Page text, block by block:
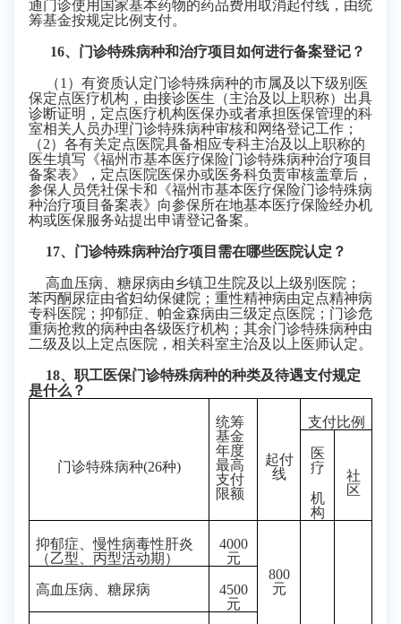
通门诊使用国家基本药物的药品费用取消起付线，由统
筹基金按规定比例支付。
16、门诊特殊病种和治疗项目如何进行备案登记？
（1 ） 有资质认定门诊特殊病种的市属及以下级别医
保定点医疗机构，由接诊医生（主治及以上职称）出具
诊断证明，定点医疗机构医保办或者承担医保管理的科
室相关人员办理门诊特殊病种审核和网络登记工作 ；
（2） 各有关定点医院具备相应专科主治及以上职称的
医生填写《福州市基本医疗保险门诊特殊病种治疗项目
备案表》，定点医院医保办或医务科负责审核盖章后，
参保人员凭社保卡和《福州市基本医疗保险门诊特殊病
种治疗项目备案表》向参保所在地基本医疗保险经办机
构或医保服务站提出申请登记备案。
17、门诊特殊病种治疗项目需在哪些医院认定？
高血压病、糖尿病由乡镇卫生院及以上级别医院；
苯丙酮尿症由省妇幼保健院；重性精神病由定点精神病
专科医院；抑郁症、帕金森病由三级定点医院；门诊危
重病抢救的病种由各级医疗机构；其余门诊特殊病种由
二级及以上定点医院，相关科室主治及以上医师认定。
18、职工医保门诊特殊病种的种类及待遇支付规定
是什么？
门诊特殊病种(26种)
统筹
基金
年度
最高
支付
限额
起付
线
支付比例
医
疗
机
构
社
区
抑郁症、慢性病毒性肝炎
（乙型、丙型活动期）
4000
元
800
元
高血压病 、糖尿病
4500
元